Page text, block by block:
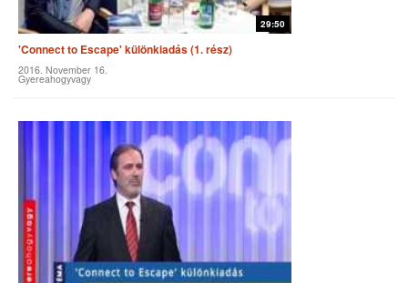
29:50
'Connect to Escape' különkiadás (1. rész)
2016. November 16.
Gyereahogyvagy